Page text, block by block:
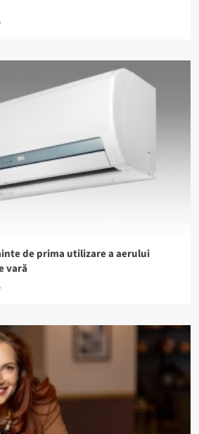
de prima utilizare a aerului
vară